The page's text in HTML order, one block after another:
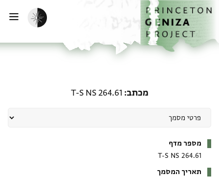
לתוכןהבית
הפעלת מצב כהה
מכתב T-S NS 264.61
מספר מדף
T-S NS 264.61
תאריך המסמך